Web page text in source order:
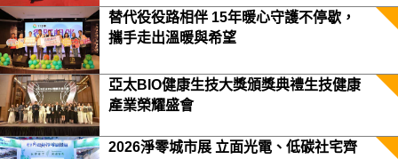
替代役役路相伴 15年暖心守護不停歇，
攜手走出溫暖與希望
亞太BIO健康生技大獎頒獎典禮生技健康
產業榮耀盛會
2026淨零城市展 立面光電、低碳社宅齊